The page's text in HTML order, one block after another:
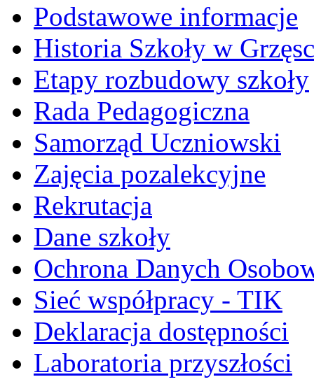
Podstawowe informacje
Historia Szkoły w
Etapy rozbudowy szkoły
Rada Pedagogiczna
Samorząd Uczniowski
Zajęcia pozalekcyjne
Rekrutacja
Dane szkoły
Ochrona Danych
Sieć współpracy - TIK
Deklaracja dostępności
Laboratoria przyszłości